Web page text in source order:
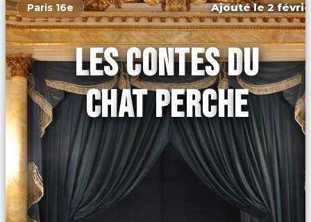
Paris 16e Ajouté le 2
LES CONTES DU
CHAT PERCHE